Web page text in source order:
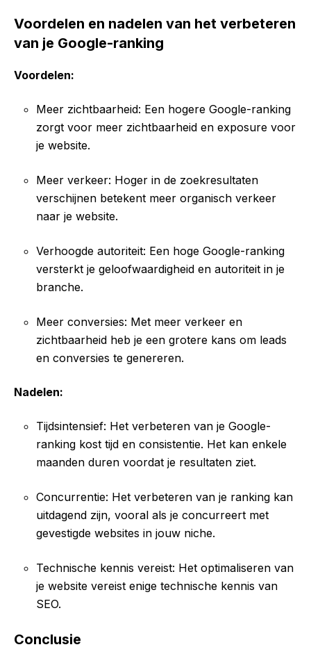
Voordelen en nadelen van het verbeteren
van je Google-ranking
Voordelen:
Meer zichtbaarheid: Een hogere Google-ranking
zorgt voor meer zichtbaarheid en exposure voor
je website.
Meer verkeer: Hoger in de zoekresultaten
verschijnen betekent meer organisch verkeer
naar je website.
Verhoogde autoriteit: Een hoge Google-ranking
versterkt je geloofwaardigheid en autoriteit in je
branche.
Meer conversies: Met meer verkeer en
zichtbaarheid heb je een grotere kans om leads
en conversies te genereren.
Nadelen:
Tijdsintensief: Het verbeteren van je Google-
ranking kost tijd en consistentie. Het kan enkele
maanden duren voordat je resultaten ziet.
Concurrentie: Het verbeteren van je ranking kan
uitdagend zijn, vooral als je concurreert met
gevestigde websites in jouw niche.
Technische kennis vereist: Het optimaliseren van
je website vereist enige technische kennis van
SEO.
Conclusie